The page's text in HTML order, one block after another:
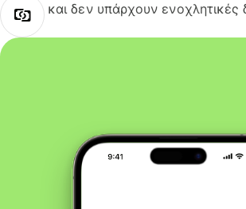
και δεν υπάρχουν ενοχλητικές